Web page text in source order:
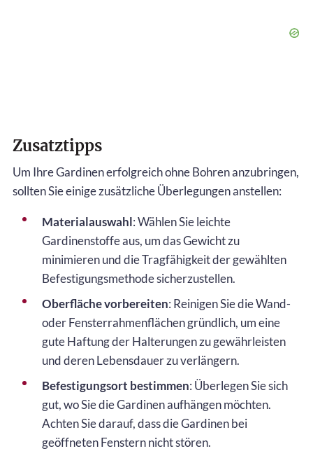
Zusatztipps
Um Ihre Gardinen erfolgreich ohne Bohren anzubringen,
sollten Sie einige zusätzliche Überlegungen anstellen:
Materialauswahl: Wählen Sie leichte
Gardinenstoffe aus, um das Gewicht zu
minimieren und die Tragfähigkeit der gewählten
Befestigungsmethode sicherzustellen.
Oberfläche vorbereiten: Reinigen Sie die Wand-
oder Fensterrahmenflächen gründlich, um eine
gute Haftung der Halterungen zu gewährleisten
und deren Lebensdauer zu verlängern.
Befestigungsort bestimmen: Überlegen Sie sich
gut, wo Sie die Gardinen aufhängen möchten.
Achten Sie darauf, dass die Gardinen bei
geöffneten Fenstern nicht stören.